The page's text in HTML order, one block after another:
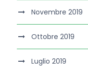
Novembre 2019
Ottobre 2019
Luglio 2019